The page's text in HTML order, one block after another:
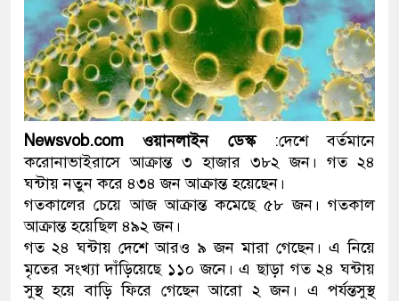
থানা পুলিশ
যেকোনো সময় বেনজীরের
নেতৃত্ব ও গণতন্ত্রের মূর্তমান
যে ভাবে ডেভিড ইমনের কাছে
‘আজহার খান’
অবৈধ বিদেশি পিস্তল,
জড়িত কিশোর গ্যাংয়ের চার শিশু
ডাকাতির প্রস্তুতিকালে
Newsvob.com ওয়ানলাইন ডেস্ক:দেশে বর্তমানে
করোনাভাইরাসে আক্রান্ত ৩ হাজার ৩৮২ জন। গত ২৪
ঘন্টায় নতুন করে ৪৩৪ জন আক্রান্ত হয়েছেন।
গতকালের চেয়ে আজ আক্রান্ত কমেছে ৫৮ জন। গতকাল
আক্রান্ত হয়েছিল ৪৯২ জন।
গত ২৪ ঘন্টায় দেশে আরও ৯ জন মারা গেছেন। এ নিয়ে
মৃতের সংখ্যা দাঁড়িয়েছে ১১০ জনে। এ ছাড়া গত ২৪ ঘন্টায়
সুস্থ হয়ে বাড়ি ফিরে গেছেন আরো ২ জন। এ পর্যন্তসুস্থ